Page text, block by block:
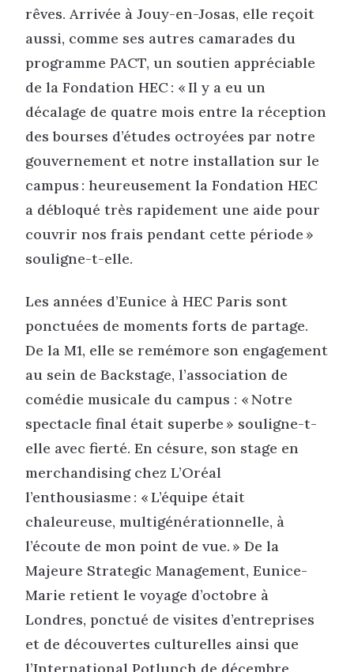
rêves. Arrivée à Jouy-en-Josas, elle reçoit
aussi, comme ses autres camarades du
programme PACT, un soutien appréciable
de la Fondation HEC : « Il y a eu un
décalage de quatre mois entre la réception
des bourses d’études octroyées par notre
gouvernement et notre installation sur le
campus : heureusement la Fondation HEC
a débloqué très rapidement une aide pour
couvrir nos frais pendant cette période »
souligne-t-elle.
Les années d’Eunice à HEC Paris sont
ponctuées de moments forts de partage.
De la M1, elle se remémore son engagement
au sein de Backstage, l’association de
comédie musicale du campus : « Notre
spectacle final était superbe » souligne-t-
elle avec fierté. En césure, son stage en
merchandising chez L’Oréal
l’enthousiasme : « L’équipe était
chaleureuse, multigénérationnelle, à
l’écoute de mon point de vue. » De la
Majeure Strategic Management, Eunice-
Marie retient le voyage d’octobre à
Londres, ponctué de visites d’entreprises
et de découvertes culturelles ainsi que
l’International Potlunch de décembre.